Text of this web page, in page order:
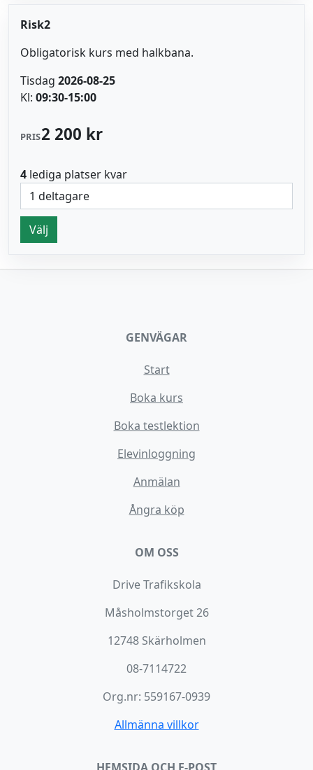
Risk2
Obligatorisk kurs med halkbana.
Tisdag 2026-08-25
Kl: 09:30-15:00
PRIS2 200 kr
4 lediga platser kvar
Välj
GENVÄGAR
Start
Boka kurs
Boka testlektion
Elevinloggning
Anmälan
Ångra köp
OM OSS
Drive Trafikskola
Måsholmstorget 26
12748 Skärholmen
08-7114722
Org.nr: 559167-0939
Allmänna villkor